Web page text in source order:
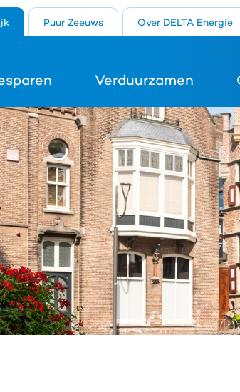
Verduurzamen
Puur Zeeuws Over DELTA Energie